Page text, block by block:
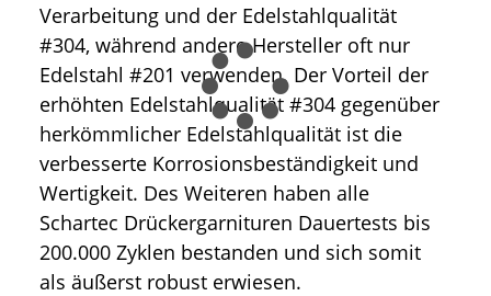
Verarbeitung und der Edelstahlqualität
#304, während andere Hersteller oft nur
Edelstahl #201 verwenden. Der Vorteil der
erhöhten Edelstahlqualität #304 gegenüber
herkömmlicher Edelstahlqualität ist die
verbesserte Korrosionsbeständigkeit und
Wertigkeit. Des Weiteren haben alle
Schartec Drückergarnituren Dauertests bis
200.000 Zyklen bestanden und sich somit
als äußerst robust erwiesen.